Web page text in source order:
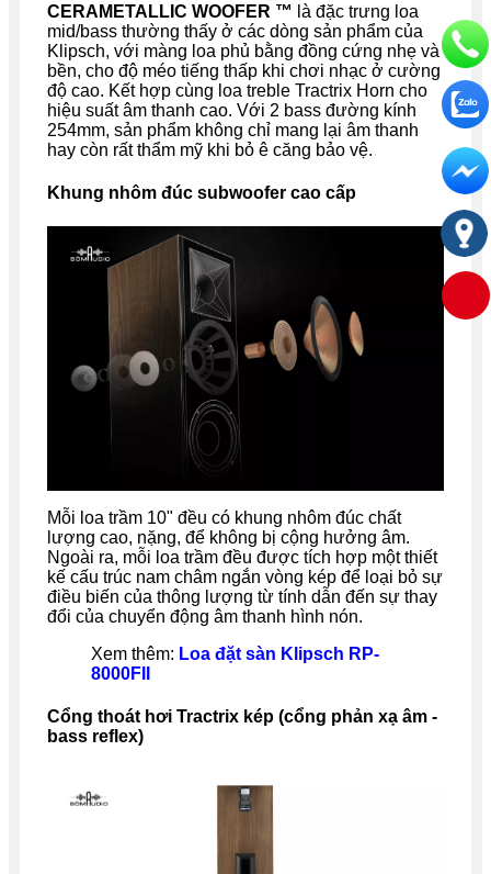
CERAMETALLIC WOOFER ™ là đặc trưng loa
mid/bass thường thấy ở các dòng sản phẩm của
Klipsch, với màng loa phủ bằng đồng cứng nhẹ và
bền, cho độ méo tiếng thấp khi chơi nhạc ở cường
độ cao. Kết hợp cùng loa treble Tractrix Horn cho
hiệu suất âm thanh cao. Với 2 bass đường kính
254mm, sản phẩm không chỉ mang lại âm thanh
hay còn rất thẩm mỹ khi bỏ ê căng bảo vệ.
Khung nhôm đúc subwoofer cao cấp
Mỗi loa trầm 10" đều có khung nhôm đúc chất
lượng cao, nặng, để không bị cộng hưởng âm.
Ngoài ra, mỗi loa trầm đều được tích hợp một thiết
kế cấu trúc nam châm ngắn vòng kép để loại bỏ sự
điều biến của thông lượng từ tính dẫn đến sự thay
đổi của chuyển động âm thanh hình nón.
Xem thêm: Loa đặt sàn Klipsch RP-
8000FII
Cổng thoát hơi Tractrix kép (cổng phản xạ âm -
bass reflex)